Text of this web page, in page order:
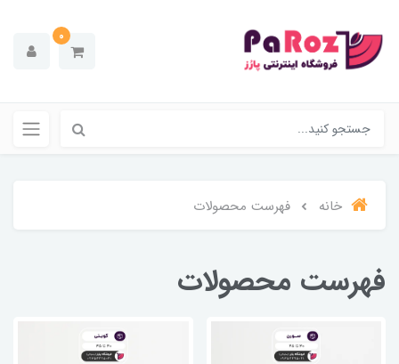
0
خانه فهرست محصولات
فهرست محصولات